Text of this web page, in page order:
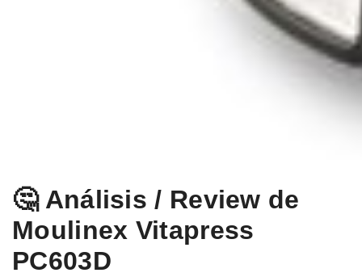
🤔 Análisis / Review de
Moulinex Vitapress
PC603D